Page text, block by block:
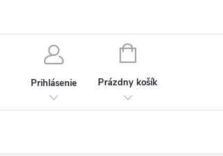
Prihlásenie
NÁKUPNÝ
Prázdny košík